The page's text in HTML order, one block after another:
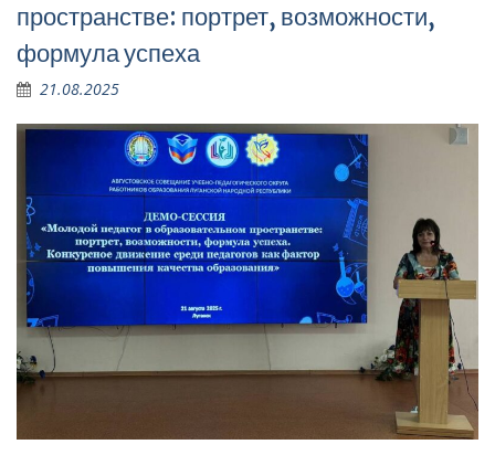
пространстве: портрет, возможности,
формула успеха
21.08.2025